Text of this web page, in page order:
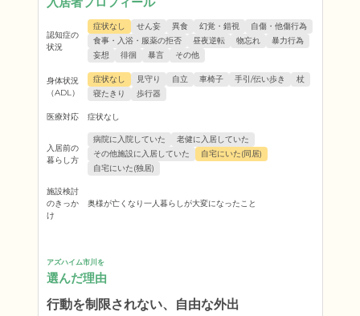
認知症の
状況
症状なし せん妄 異食 幻覚・錯視
自傷・他傷行為
食事・入浴・服薬の拒否
昼夜逆転 物忘れ
暴力行為
妄想
徘徊 暴言 その他
身体状況
（ADL）
症状なし 見守り 自立 車椅子 手引/伝い歩き
杖
寝たきり
歩行器
医療対応 症状なし
入居前の
暮らし方
病院に入院していた
老健に入居していた
その他施設に入居していた
自宅にいた(同居)
自宅にいた(独居)
施設検討
のきっか
け
奥様が亡くなり一人暮らしが大変になったこと
アズハイム市川を
選んだ理由
行動を制限されない、自由な外出